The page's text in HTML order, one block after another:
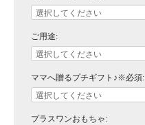
ご用途:
ママへ贈るプチギフト♪※必須:
プラスワンおもちゃ: